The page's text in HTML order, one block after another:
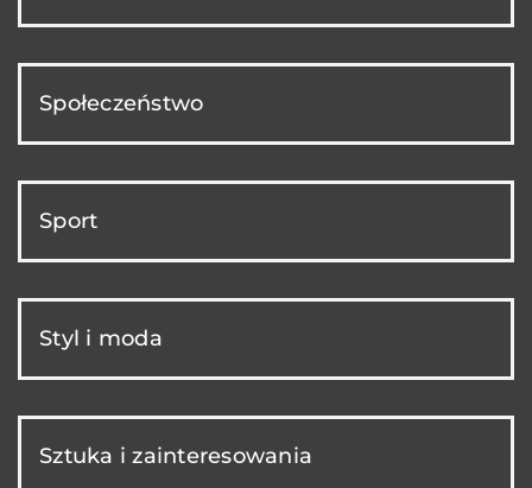
Społeczeństwo
Sport
Styl i moda
Sztuka i zainteresowania